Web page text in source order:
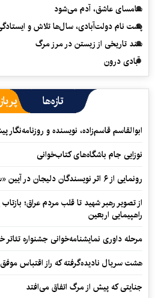
سامسای عاشق، آدم می‌شود
پشت نام دولت‌آبادی، سال‌ها تلاش و
سند تاریخی از زیستن در مرز مرگ
آبادی درون
تازه‌ها
ابوالقاسم قاسم‌زاده، نویسنده و
نوزایی جام باشگاه‌های کتاب‌خوانی
رونمایی از ۶ اثر نویسندگان دلیجان در آیین «سر این قلم سلامت»
از تصویر رهبر شهید تا قلب مردم عراق؛
راهپیمایی اربعین
مرحله داوری نمایشنامه‌خوانی جشنواره
هشت سریال نادیده‌گرفته که راز اقتباس
جنایتی که پیش از مرگ اتفاق می‌افتد